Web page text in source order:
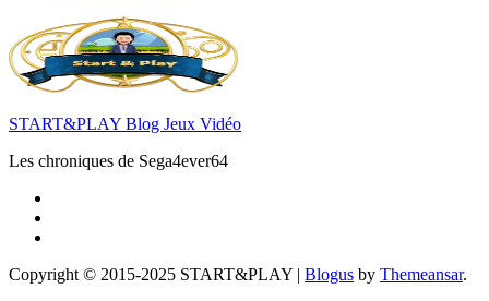
START&PLAY Blog Jeux Vidéo
Les chroniques de Sega4ever64
Copyright © 2015-2025 START&PLAY Blogus by Themeansar.